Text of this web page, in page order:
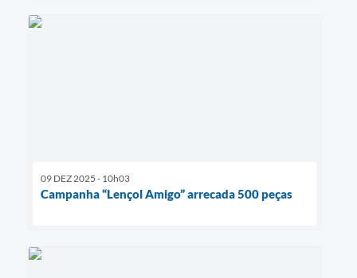
09 DEZ 2025 - 10h03
Campanha “Lençol Amigo” arrecada 500 peças